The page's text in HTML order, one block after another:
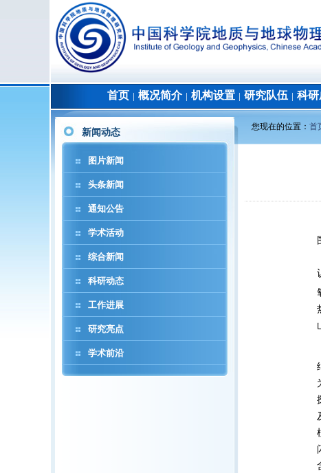
首页 概况简介│ 机构设置 研究队伍 科研
新闻动态
图片新闻
头条新闻
通知公告
学术活动
综合新闻
科研动态
工作进展
研究亮点
学术前沿
您现在的位置： 首